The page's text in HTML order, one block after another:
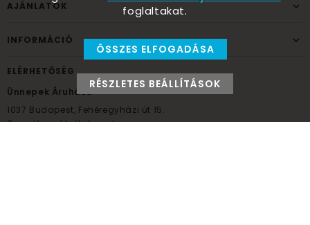
AJÁNLATOK
INFORMÁCIÓ
ELÉRHETŐSÉG
Ünnepek Áruháza
1037 Budapest, Fehéregyházi út 15.
Személyes átvételi pont
foglaltakat.
ÖSSZES ELFOGADÁSA
RÉSZLETES BEÁLLÍTÁSOK